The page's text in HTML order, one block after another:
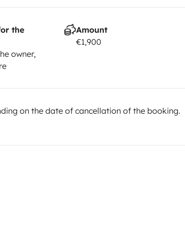
the
owner,
Amount
€1,900
on the date of cancellation of the booking.